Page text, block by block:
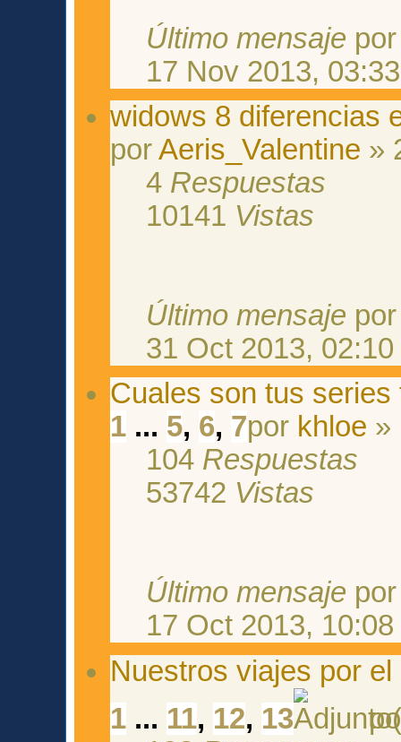
Último mensaje
17 Nov 2013, 03:33
widows 8 diferencias
porAeris_Valentine »
4 Respuestas
10141 Vistas
Último mensaje
31 Oct 2013, 02:10
Cuales son tus series
1 ... 5, 6, 7por khloe »
104 Respuestas
53742 Vistas
Último mensaje
17 Oct 2013, 10:08
Nuestros viajes por el
1 ... 11, 12, 13